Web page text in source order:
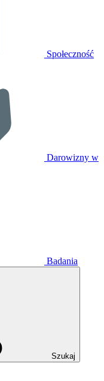
Społeczność
Darowizny w
Badania
Szukaj